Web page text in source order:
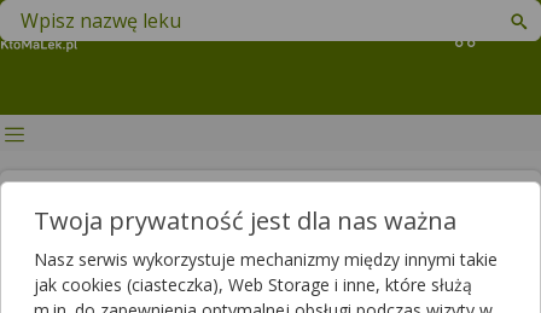
Koszyk
Znajdź lek w swojej okolicy
Czy migotanie przedsionków
jest groźne?
Autor
Twoja prywatność jest dla nas ważna
Nasz serwis wykorzystuje mechanizmy między innymi takie
jak cookies (ciasteczka), Web Storage i inne, które służą